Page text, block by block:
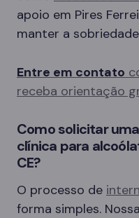
apoio em Pires
manter a
Entre em contato
receba orientação
Como solicitar
clínica para
CE?
O processo de
forma simples.